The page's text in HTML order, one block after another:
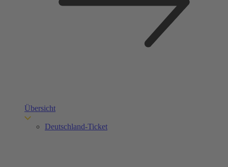
Übersicht
Deutschland-Ticket